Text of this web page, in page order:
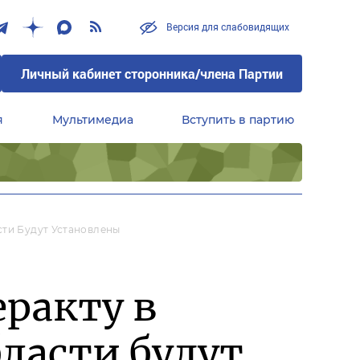
Версия для слабовидящих
Личный кабинет сторонника/члена Партии
Мультимедиа Вступить в партию
Будут Установлены
в